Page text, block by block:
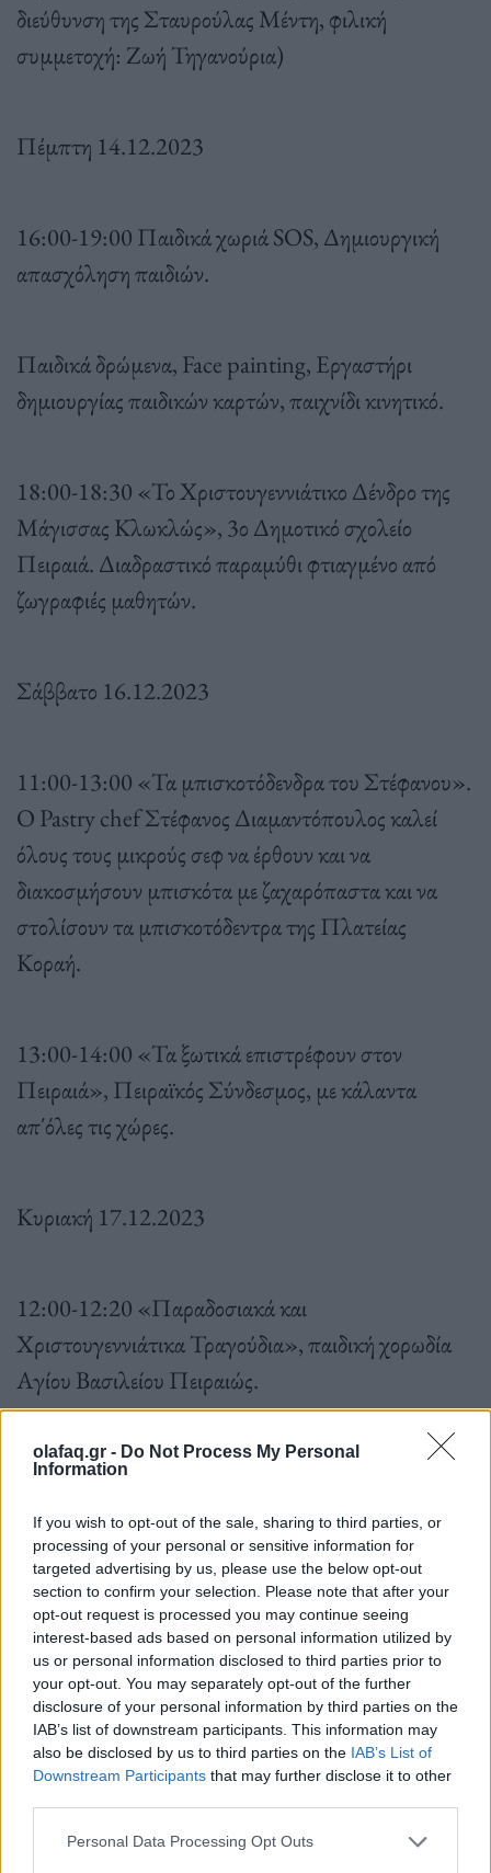
olafaq.gr - Do Not Process My Personal
Information
If you wish to opt-out of the sale, sharing to third parties, or
processing of your personal or sensitive information for
targeted advertising by us, please use the below opt-out
section to confirm your selection. Please note that after your
opt-out request is processed you may continue seeing
interest-based ads based on personal information utilized by
us or personal information disclosed to third parties prior to
your opt-out. You may separately opt-out of the further
disclosure of your personal information by third parties on the
IAB’s list of downstream participants. This information may
also be disclosed by us to third parties on the IAB’s List of
Downstream Participants that may further disclose it to other
Personal Data Processing Opt Outs
διεύθυνση της Σταυρούλας Μέντη, φιλική
συμμετοχή: Ζωή Τηγανούρια)
Πέμπτη 14.12.2023
16:00-19:00 Παιδικά χωριά SOS, Δημιουργική
απασχόληση παιδιών.
Παιδικά δρώμενα, Face painting, Εργαστήρι
δημιουργίας παιδικών καρτών, παιχνίδι κινητικό.
18:00-18:30 «Το Χριστουγεννιάτικο Δένδρο της
Μάγισσας Κλωκλώς», 3ο Δημοτικό σχολείο
Πειραιά. Διαδραστικό παραμύθι φτιαγμένο από
ζωγραφιές μαθητών.
Σάββατο 16.12.2023
11:00-13:00 «Τα μπισκοτόδενδρα του Στέφανου».
Ο Pastry chef Στέφανος Διαμαντόπουλος καλεί
όλους τους μικρούς σεφ να έρθουν και να
διακοσμήσουν μπισκότα με ζαχαρόπαστα και να
στολίσουν τα μπισκοτόδεντρα της Πλατείας
Κοραή.
13:00-14:00 «Τα ξωτικά επιστρέφουν στον
Πειραιά», Πειραϊκός Σύνδεσμος, με κάλαντα
απ΄όλες τις χώρες.
Κυριακή 17.12.2023
12:00-12:20 «Παραδοσιακά και
Χριστουγεννιάτικα Τραγούδια», παιδική χορωδία
Αγίου Βασιλείου Πειραιώς.
12:30-13:00 «Κρητικά κάλαντα», Αδελφότητα
συλλόγου τραγουδούν τα παραδοσιακά κρητικά
κάλαντα με συνοδεία λύρας και λαγούτου.
Δευτέρα 18.12.2023
18:00-19:00 H Φιλαρμονική του Δήμου Πειραιά
Χριστουγέννων.